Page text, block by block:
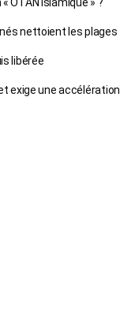
nettoient les plages
libérée
exige une accélération